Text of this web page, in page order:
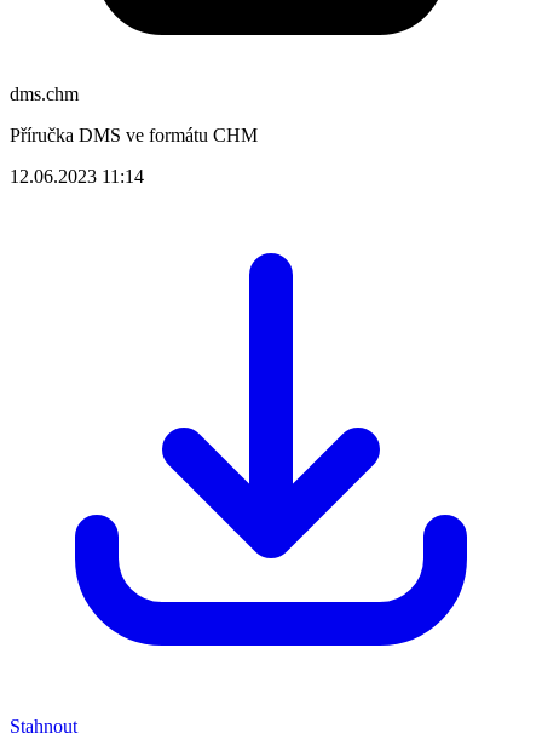
dms.chm
Příručka DMS ve formátu CHM
12.06.2023 11:14
Stahnout